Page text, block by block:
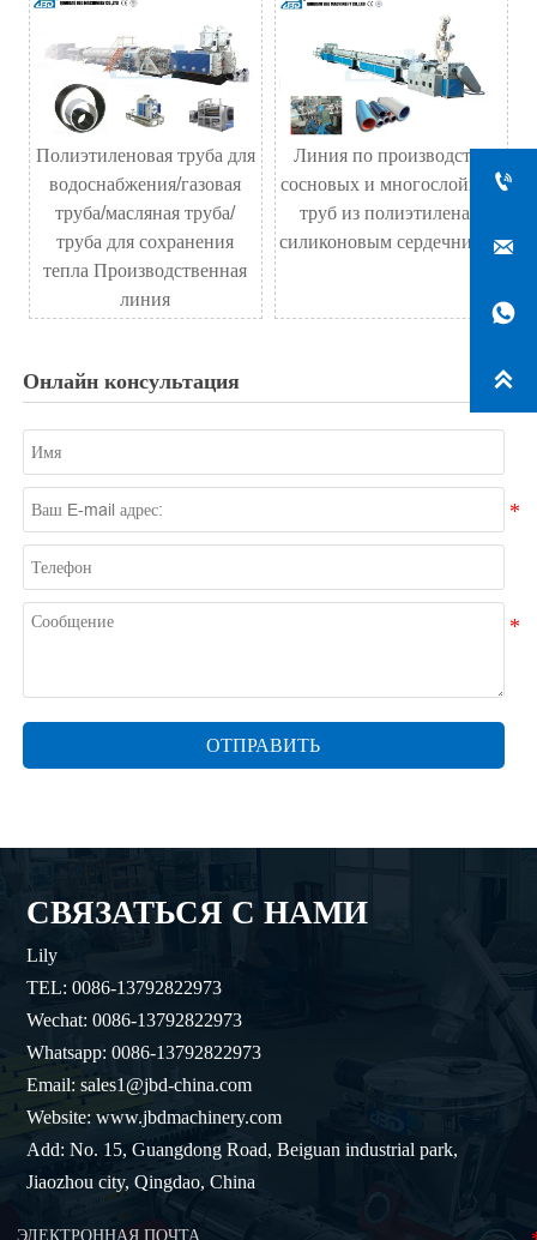
Полиэтиленовая труба для
водоснабжения/газовая
труба/масляная труба/
труба для сохранения
тепла Производственная
линия
Линия по производству
сосновых и многослойных
труб из полиэтилена с
силиконовым сердечником
Онлайн консультация
ОТПРАВИТЬ
СВЯЗАТЬСЯ С НАМИ
Lily
TEL: 0086-13792822973
Wechat: 0086-13792822973
Whatsapp: 0086-13792822973
Email: sales1@jbd-china.com
Website: www.jbdmachinery.com
Add: No. 15, Guangdong Road, Beiguan industrial park,
Jiaozhou city, Qingdao, China



